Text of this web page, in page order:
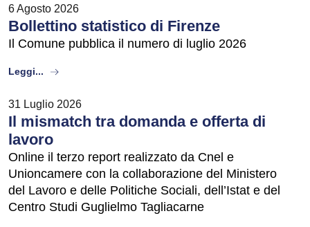
6 Agosto 2026
Bollettino statistico di Firenze
Il Comune pubblica il numero di luglio 2026
Leggi... about
31 Luglio 2026
Il mismatch tra domanda e offerta di
lavoro
Online il terzo report realizzato da Cnel e
Unioncamere con la collaborazione del Ministero
del Lavoro e delle Politiche Sociali, dell’Istat e del
Centro Studi Guglielmo Tagliacarne